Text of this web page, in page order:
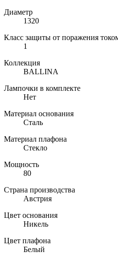
Диаметр
1320
Класс защиты от поражения
1
Коллекция
BALLINA
Лампочки в комплекте
Нет
Материал основания
Сталь
Материал плафона
Стекло
Мощность
80
Страна производства
Австрия
Цвет основания
Никель
Цвет плафона
Белый